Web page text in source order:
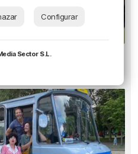
Infantil y Primaria de
con una inversión
Configurar
Sector S.L.